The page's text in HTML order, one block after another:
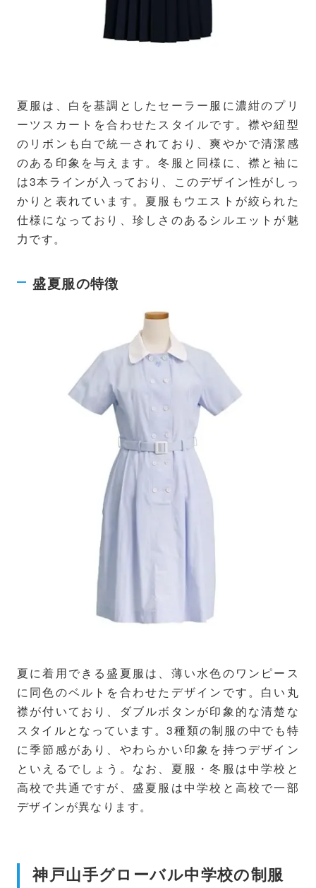
夏服は、白を基調としたセーラー服に濃紺のプリ
ーツスカートを合わせたスタイルです。襟や紐型
のリボンも白で統一されており、爽やかで清潔感
のある印象を与えます。冬服と同様に、襟と袖に
は3本ラインが入っており、このデザイン性がしっ
かりと表れています。夏服もウエストが絞られた
仕様になっており、珍しさのあるシルエットが魅
力です。
盛夏服の特徴
夏に着用できる盛夏服は、薄い水色のワンピース
に同色のベルトを合わせたデザインです。白い丸
襟が付いており、ダブルボタンが印象的な清楚な
スタイルとなっています。3種類の制服の中でも特
に季節感があり、やわらかい印象を持つデザイン
といえるでしょう。なお、夏服・冬服は中学校と
高校で共通ですが、盛夏服は中学校と高校で一部
デザインが異なります。
神戸山手グローバル中学校の制服